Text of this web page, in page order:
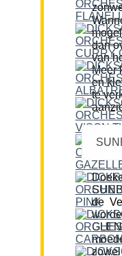
Ons
dan
van
Meer
en
te
de